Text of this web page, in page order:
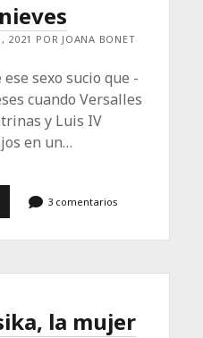
2021 POR JOANA BONET
sexo sucio que
cuando Versalles
y Luis IV
en un…
QUITANIEVES3 comentarios
la mujer